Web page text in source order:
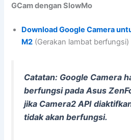
GCam dengan SlowMo
Download Google Camera
M2 (Gerakan lambat berfungsi)
Catatan: Google Camera
berfungsi pada Asus
jika Camera2 API
tidak akan berfungsi.